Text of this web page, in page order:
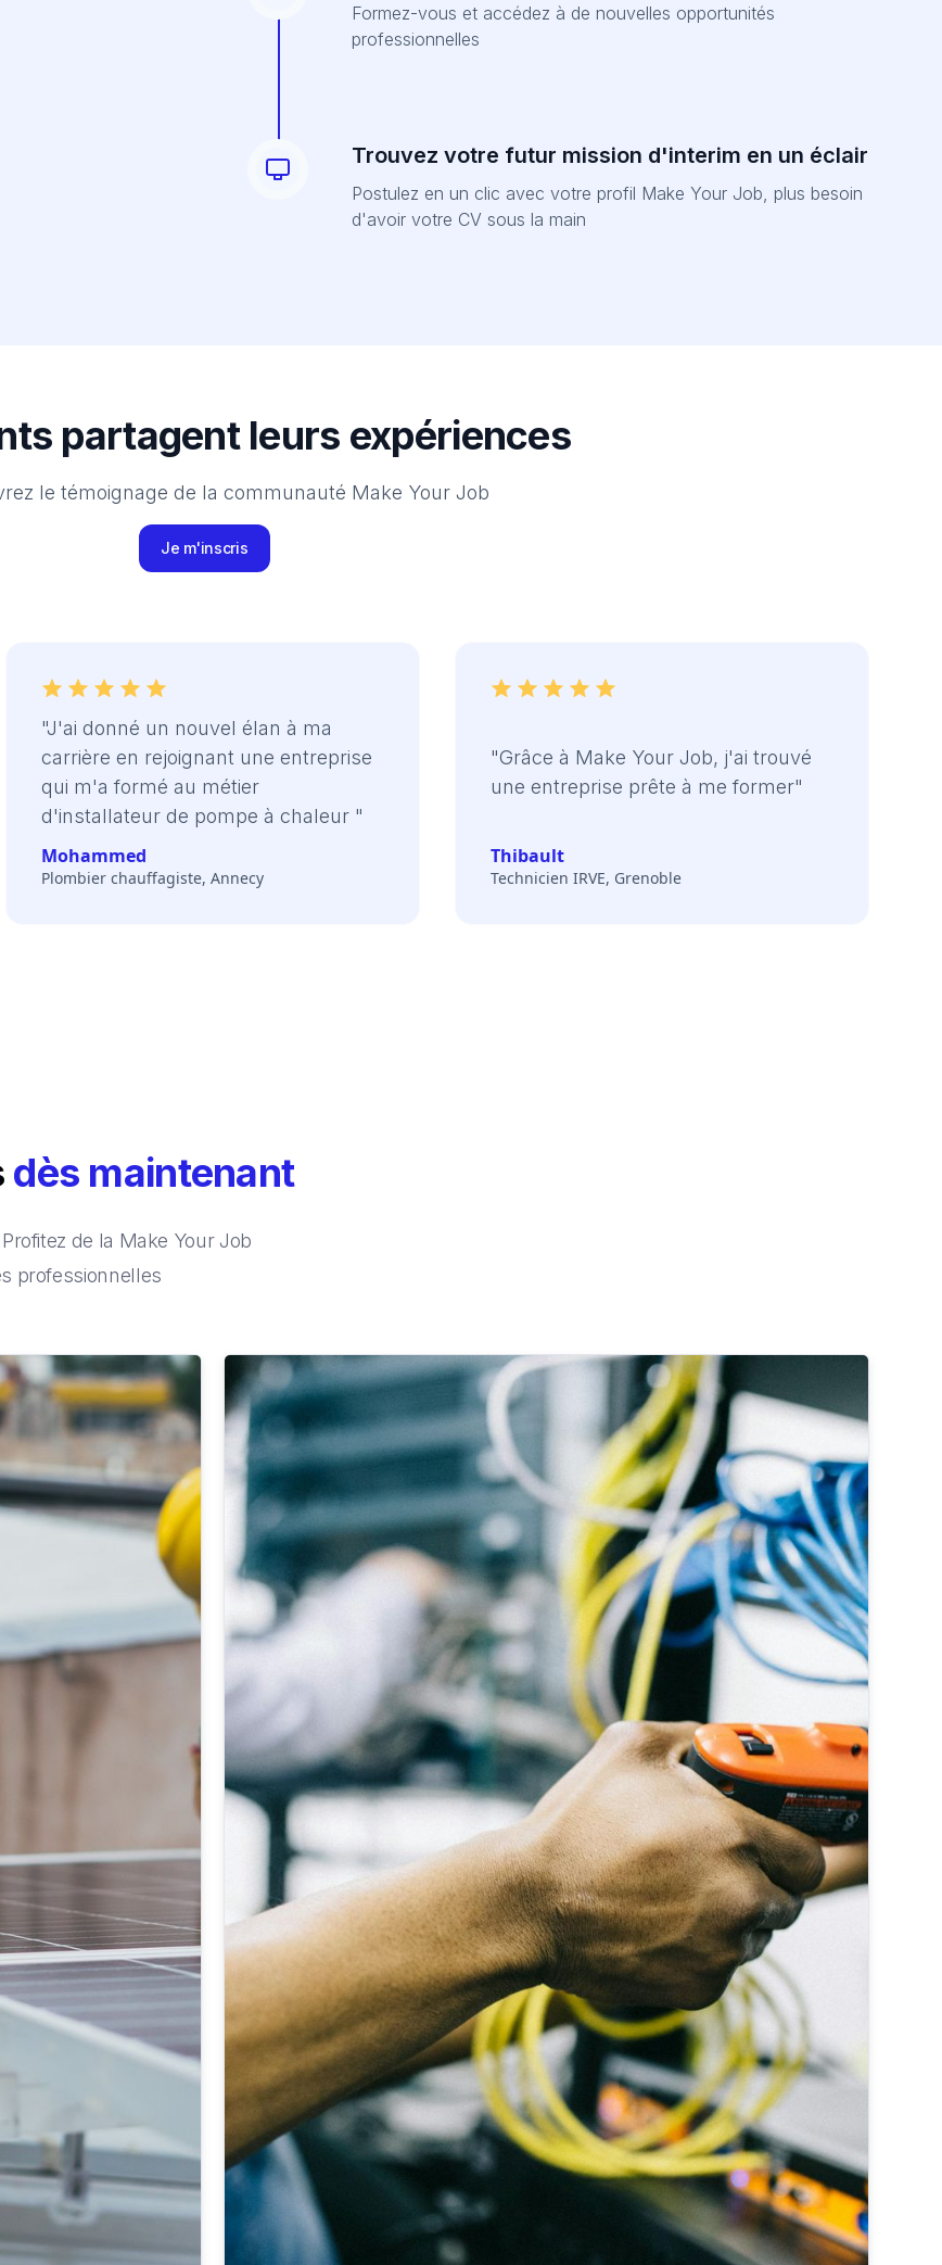
Formez-vous et accédez à de nouvelles opportunités
professionnelles
Trouvez votre futur mission d'interim en un éclair
Postulez en un clic avec votre profil Make Your Job, plus besoin
d'avoir votre CV sous la main
partagent leurs expériences
le témoignage de la communauté Make Your Job
Je m'inscris
"J'ai donné un nouvel élan à ma
carrière en rejoignant une entreprise
qui m'a formé au métier
d'installateur de pompe à chaleur "
Mohammed
Plombier chauffagiste, Annecy
"Grâce à Make Your Job, j'ai trouvé
une entreprise prête à me former"
Thibault
Technicien IRVE, Grenoble
dès maintenant
de la Make Your Job
professionnelles